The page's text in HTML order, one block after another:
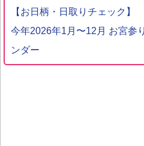
【お日柄・日取りチェック】
今年2026年1月〜12月 お宮参
ンダー